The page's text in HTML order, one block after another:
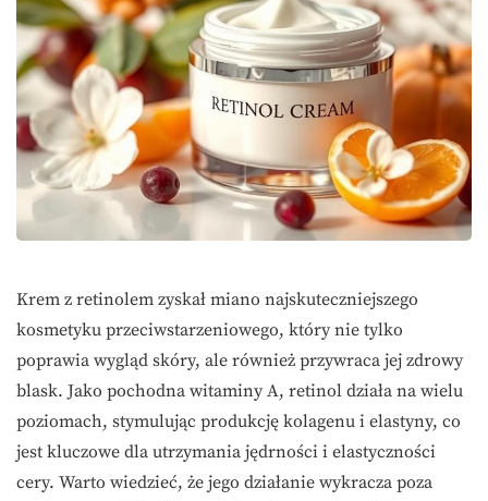
Krem z retinolem zyskał miano najskuteczniejszego
kosmetyku przeciwstarzeniowego, który nie tylko
poprawia wygląd skóry, ale również przywraca jej zdrowy
blask. Jako pochodna witaminy A, retinol działa na wielu
poziomach, stymulując produkcję kolagenu i elastyny, co
jest kluczowe dla utrzymania jędrności i elastyczności
cery. Warto wiedzieć, że jego działanie wykracza poza